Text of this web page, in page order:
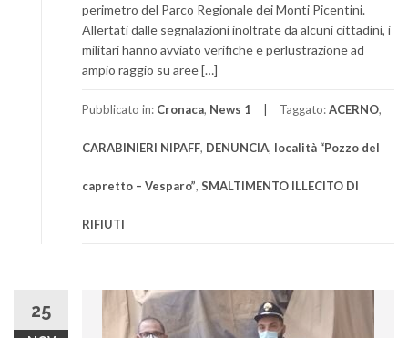
perimetro del Parco Regionale dei Monti Picentini.
Allertati dalle segnalazioni inoltrate da alcuni cittadini, i
militari hanno avviato verifiche e perlustrazione ad
ampio raggio su aree […]
Pubblicato in: Cronaca, News 1 Taggato:ACERNO,
CARABINIERI NIPAFF, DENUNCIA, località “Pozzo del
capretto – Vesparo”, SMALTIMENTO ILLECITO DI
RIFIUTI
25